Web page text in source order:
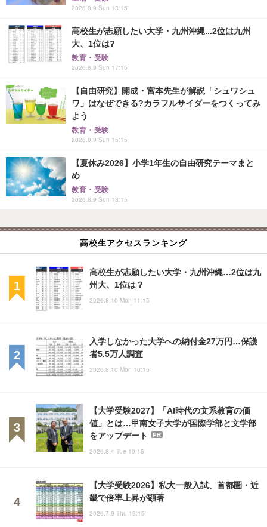
2026.8.9 Sun 13:15
高校生が志願したい大学・九州沖縄...2位は九州
大、1位は?
教育・受験
2026.8.9 Sun 17:15
【自由研究】開成・宮本先生が解説「シュワシュ
ワ」はなぜできる?カラフルサイダーをつくってみ
よう
教育・受験
2026.8.9 Sun 15:15
【夏休み2026】小学1年生の自由研究テーマまと
め
教育・受験
2026.8.9 Sun 18:15
高校生アクセスランキング
高校生が志願したい大学・九州沖縄…2位は九
州大、1位は？
2026.8.10 Mon 11:15
入学しなかった大学への納付金27万円…保護
者5.5万人調査
2026.8.10 Mon 10:15
【大学受験2027】「AI時代の文系教育の価
値」とは…甲南女子大学が国際学部と文学部
をアップデート
PR
2026.8.4 Tue 10:15
【大学受験2026】私大一般入試、首都圏・近
畿で倍率上昇が顕著
2026.7.9 Thu 19:15